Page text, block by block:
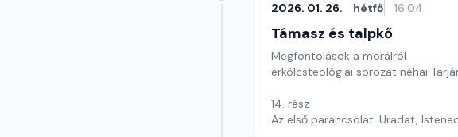
2026. 01. 26. hétfő 16:04
Támasz és talpkő
Megfontolások a morálról
erkölcsteológiai sorozat néhai
14. rész
Az első parancsolat: Uradat,